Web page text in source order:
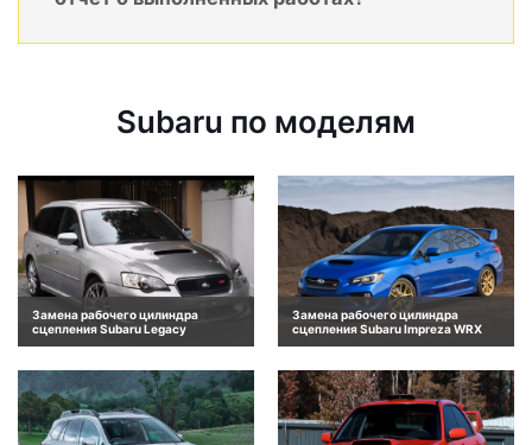
Subaru по моделям
Замена рабочего цилиндра
сцепления Subaru Legacy
Замена рабочего цилиндра
сцепления Subaru Impreza WRX